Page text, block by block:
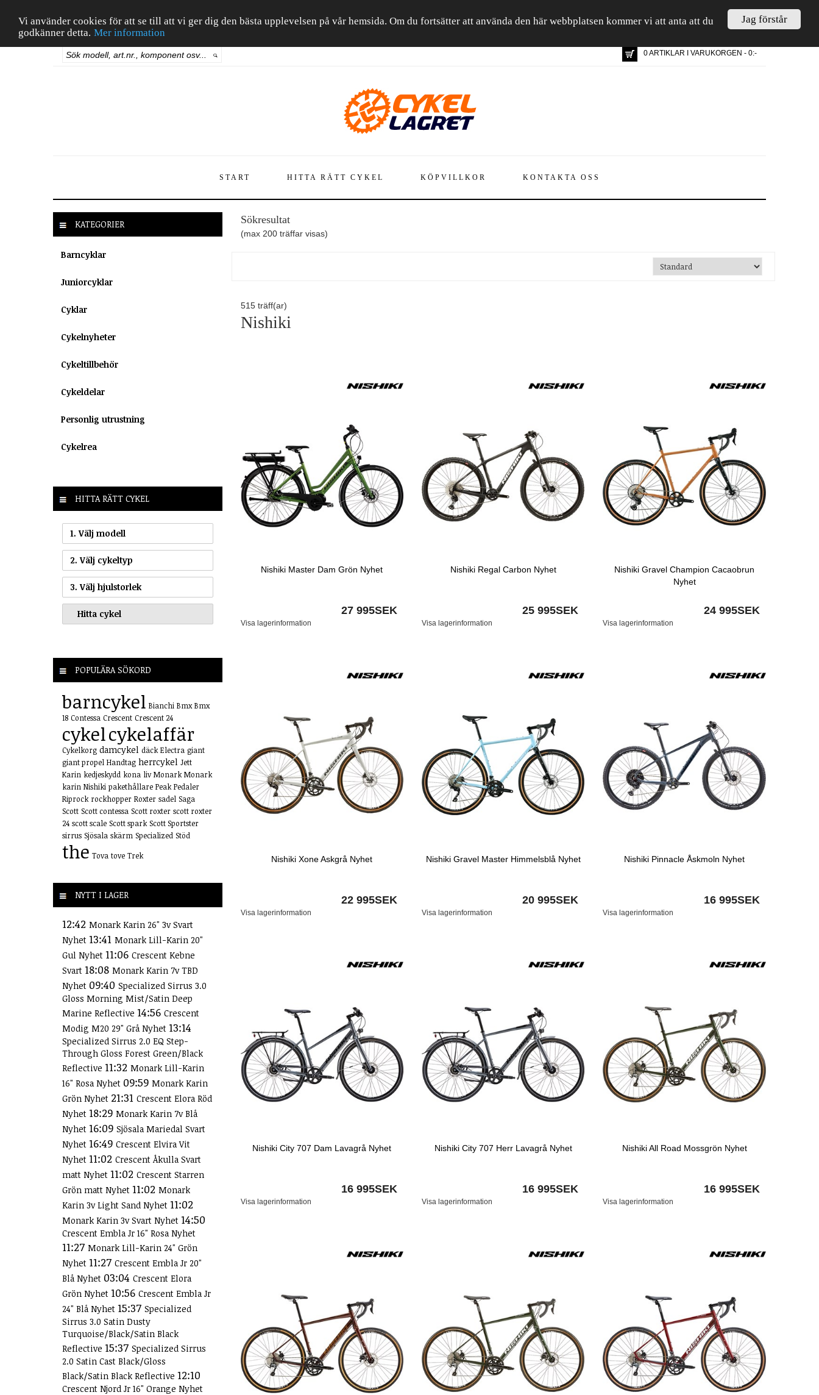
Jag förstår
Vi använder cookies för att se till att vi ger dig den bästa upplevelsen på vår hemsida. Om du fortsätter att använda den här webbplatsen kommer vi att anta att du
godkänner detta. Mer information
0 ARTIKLAR I VARUKORGEN - 0:-
START HITTA RÄTT CYKEL KÖPVILLKOR KONTAKTA OSS
KATEGORIER
Barncyklar
Juniorcyklar
Cyklar
Cykelnyheter
Cykeltillbehör
Cykeldelar
Personlig utrustning
Cykelrea
HITTA RÄTT CYKEL
1. Välj modell
2. Välj cykeltyp
3. Välj hjulstorlek
POPULÄRA SÖKORD
barncykel Bianchi Bmx Bmx
18 Contessa Crescent Crescent 24
cykelcykelaffär
Cykelkorg damcykel däck Electra giant
giant propel Handtag herrcykel Jett
Karin kedjeskydd kona liv Monark Monark
karin Nishiki pakethållare Peak Pedaler
Riprock rockhopper Roxter sadel Saga
Scott Scott contessa Scott roxter scott roxter
24 scott scale Scott spark Scott Sportster
sirrus Sjösala skärm Specialized Stöd
the Tova tove Trek
NYTT I LAGER
12:42 Monark Karin 26" 3v Svart
Nyhet 13:41 Monark Lill-Karin 20"
Gul Nyhet 11:06 Crescent Kebne
Svart 18:08 Monark Karin 7v TBD
Nyhet 09:40 Specialized Sirrus 3.0
Gloss Morning Mist/Satin Deep
Marine Reflective 14:56 Crescent
Modig M20 29" Grå Nyhet 13:14
Specialized Sirrus 2.0 EQ Step-
Through Gloss Forest Green/Black
Reflective 11:32 Monark Lill-Karin
16" Rosa Nyhet 09:59 Monark Karin
Grön Nyhet 21:31 Crescent Elora Röd
Nyhet 18:29 Monark Karin 7v Blå
Nyhet 16:09 Sjösala Mariedal Svart
Nyhet 16:49 Crescent Elvira Vit
Nyhet 11:02 Crescent Åkulla Svart
matt Nyhet 11:02 Crescent Starren
Grön matt Nyhet 11:02 Monark
Karin 3v Light Sand Nyhet 11:02
Monark Karin 3v Svart Nyhet 14:50
Crescent Embla Jr 16" Rosa Nyhet
11:27 Monark Lill-Karin 24" Grön
Nyhet 11:27 Crescent Embla Jr 20"
Blå Nyhet 03:04 Crescent Elora
Grön Nyhet 10:56 Crescent Embla Jr
24" Blå Nyhet 15:37 Specialized
Sirrus 3.0 Satin Dusty
Turquoise/Black/Satin Black
Reflective 15:37 Specialized Sirrus
2.0 Satin Cast Black/Gloss
Black/Satin Black Reflective 12:10
Crescent Njord Jr 16" Orange Nyhet
Sökresultat
(max 200 träffar visas)
515 träff(ar)
Nishiki
Nishiki Master Dam Grön Nyhet
27 995SEK
Visa lagerinformation
Nishiki Regal Carbon Nyhet
25 995SEK
Visa lagerinformation
Nishiki Gravel Champion Cacaobrun
Nyhet
24 995SEK
Visa lagerinformation
Nishiki Xone Askgrå Nyhet
22 995SEK
Visa lagerinformation
Nishiki Gravel Master Himmelsblå Nyhet
20 995SEK
Visa lagerinformation
Nishiki Pinnacle Åskmoln Nyhet
16 995SEK
Visa lagerinformation
Nishiki City 707 Dam Lavagrå Nyhet
16 995SEK
Visa lagerinformation
Nishiki City 707 Herr Lavagrå Nyhet
16 995SEK
Visa lagerinformation
Nishiki All Road Mossgrön Nyhet
16 995SEK
Visa lagerinformation